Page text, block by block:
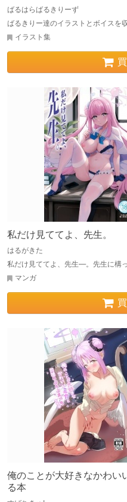
ばるはらばるきりーず
ばるきりー達のイラストとボイスを
イラスト集
私だけ見ててよ、先生。
はるがきた
私だけ見ててよ、先生―。先生に構
マンガ
俺のことが大好きなかわい
る本